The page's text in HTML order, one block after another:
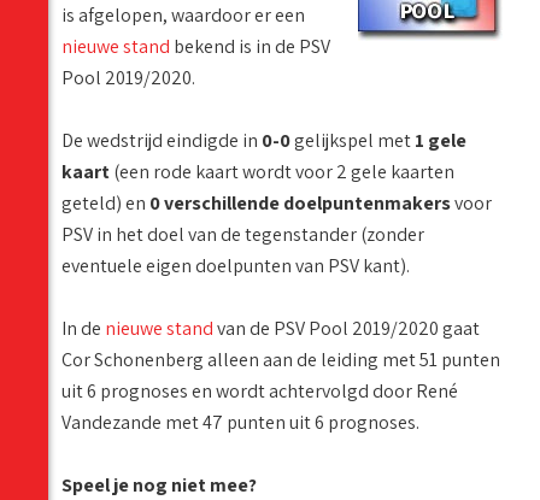
is afgelopen, waardoor er een
nieuwe stand bekend is in de PSV
Pool 2019/2020.
De wedstrijd eindigde in 0-0gelijkspel met1 gele
kaart(een rode kaart wordt voor 2 gele kaarten
geteld) en 0 verschillende doelpuntenmakersvoor
PSV in het doel van de tegenstander (zonder
eventuele eigen doelpunten van PSV kant).
In de nieuwe standvan de PSV Pool 2019/2020 gaat
Cor Schonenberg alleen aan de leiding met 51 punten
uit 6 prognoses en wordt achtervolgd door René
Vandezande met 47 punten uit 6 prognoses.
Speel je nog niet mee?